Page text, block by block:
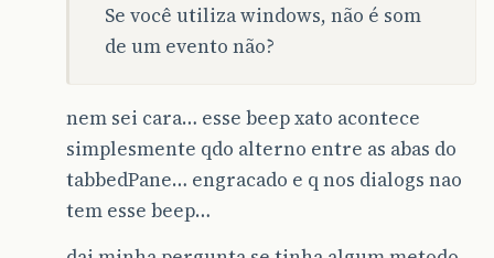
Se você utiliza windows, não é som
de um evento não?
nem sei cara… esse beep xato acontece
simplesmente qdo alterno entre as abas do
tabbedPane… engracado e q nos dialogs nao
tem esse beep…